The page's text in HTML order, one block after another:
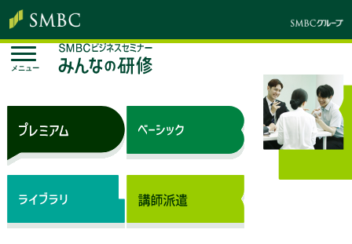
メニュー
基本のまなびをすべてここに。
SMBCビジネスセミナー みんなの研修